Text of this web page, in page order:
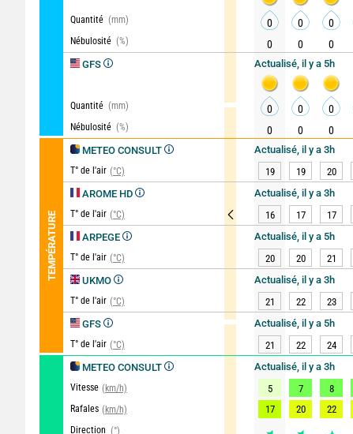
Quantité (mm)
Nébulosité (%)
GFS
Quantité (mm)
Nébulosité (%)
TEMPÉRATURE
METEO CONSULT
T° de l'air (°C)
AROME HD
T° de l'air (°C)
ARPEGE
T° de l'air (°C)
UKMO
T° de l'air (°C)
GFS
T° de l'air (°C)
METEO CONSULT
Vitesse (km/h)
Rafales (km/h)
Direction (°)
0 0 0
0
0 0
Actualisé, il y a 5h
0 0 0
0
0 0
Actualisé, il y a 3h
19
19 20
Actualisé, il y a 3h
16
17 17
Actualisé, il y a 5h
20
20 21
Actualisé, il y a 3h
21
22 23
Actualisé, il y a 5h
21
22 24
Actualisé, il y a 3h
5
7 8
17
20 22